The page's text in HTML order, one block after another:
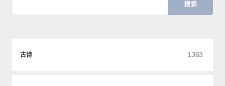
搜索
古诗 1363